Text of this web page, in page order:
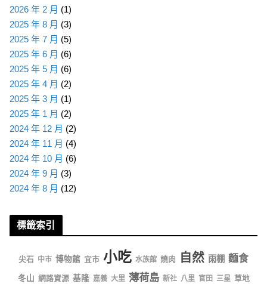
2026 年 2 月 (1)
2025 年 8 月 (3)
2025 年 7 月 (5)
2025 年 6 月 (6)
2025 年 5 月 (6)
2025 年 4 月 (2)
2025 年 3 月 (1)
2025 年 1 月 (2)
2024 年 12 月 (2)
2024 年 11 月 (4)
2024 年 10 月 (6)
2024 年 9 月 (3)
2024 年 8 月 (12)
標籤索引
尖石 中市 博物館 宜市 小吃 水族館 燒肉 自然 雨棚 麵食
冬山 網路資源 基隆 嘉義 大里 薄荷島 新社 八里 官田 三星 草地